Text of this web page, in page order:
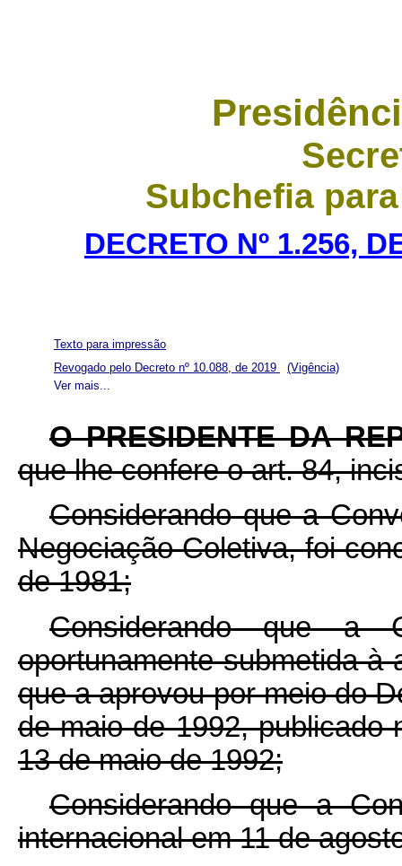
Subchefia
DECRETO Nº 1.256,
Ver mais...
Texto para impressão
Revogado pelo Decreto nº 10.088, de 2019
(Vigência)
O PRESIDENTE DA
que lhe confere o art. 84,
Considerando que a
Negociação Coletiva, foi
de 1981;
Considerando que a
oportunamente submetida à
que a aprovou por meio do
de maio de 1992, publicado
13 de maio de 1992;
Considerando que a
internacional em 11 de